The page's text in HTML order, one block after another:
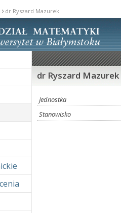
dr Ryszard Mazurek
dr Ryszard Mazurek
Jednostka
Stanowisko